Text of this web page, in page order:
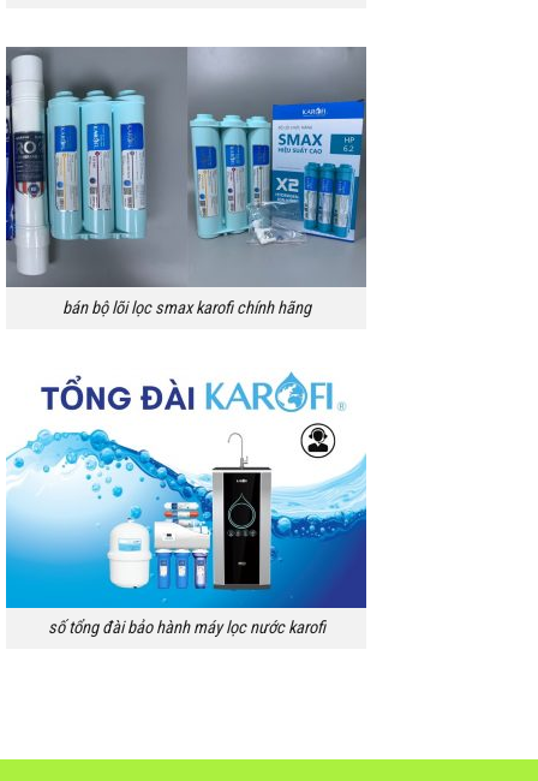
bán bộ lõi lọc smax karofi chính hãng
số tổng đài bảo hành máy lọc nước karofi